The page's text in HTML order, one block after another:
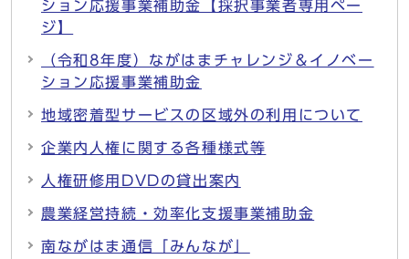
ション応援事業補助金【採択事業者専用ペー
ジ】
（令和8年度）ながはまチャレンジ＆イノベー
ション応援事業補助金
地域密着型サービスの区域外の利用について
企業内人権に関する各種様式等
人権研修用DVDの貸出案内
農業経営持続・効率化支援事業補助金
南ながはま通信「みんなが」